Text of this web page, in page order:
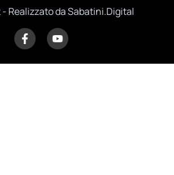
Realizzato da Sabatini.Digital